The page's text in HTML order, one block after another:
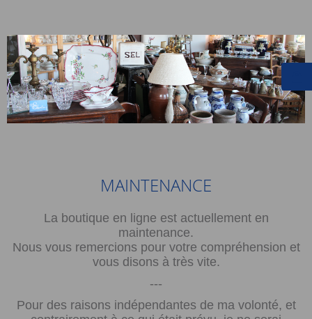
MAINTENANCE
La boutique en ligne est actuellement en
maintenance.
Nous vous remercions pour votre compréhension et
vous disons à très vite.
---
Pour des raisons indépendantes de ma volonté, et